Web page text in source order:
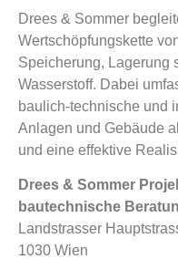
Drees & Sommer
Wertschöpfungskette
Speicherung, Lagerung
Wasserstoff. Dabei
baulich-technische und
Anlagen und Gebäude
und eine effektive
Drees & Sommer
bautechnische
Landstrasser
1030 Wien